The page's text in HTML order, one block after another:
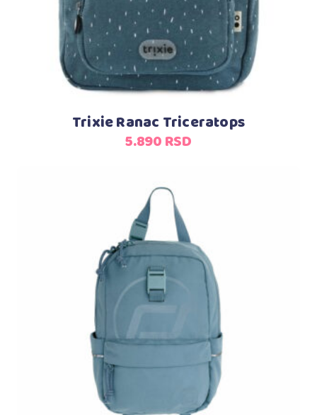
Trixie Ranac Triceratops
5.890RSD
Dodaj u korpu